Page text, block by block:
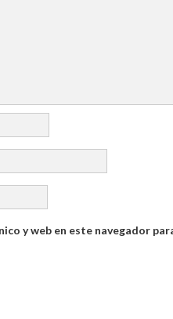
y web en este navegador